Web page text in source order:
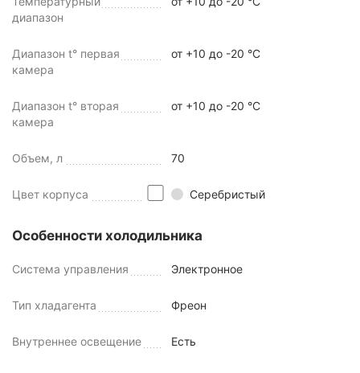
диапазон
Диапазон t° первая
камера
от +10 до -20 °C
Диапазон t° вторая
камера
от +10 до -20 °C
Объем, л 70
Цвет корпуса Серебристый
Особенности холодильника
Система управления Электронное
Тип хладагента Фреон
Внутреннее освещение Есть